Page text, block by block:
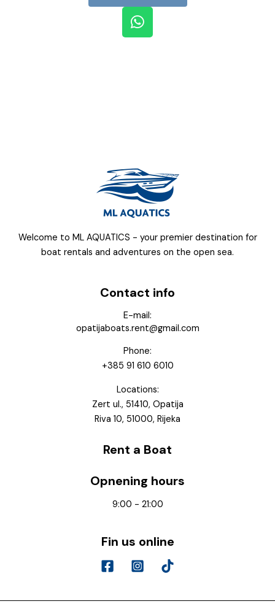
W
h
a
Welcome to ML AQUATICS - your premier destination for
boat rentals and adventures on the open sea.
Contact info
E-mail:
opatijaboats.rent@gmail.com
Phone:
+385 91 610 6010
Locations:
Zert ul., 51410, Opatija
Riva 10, 51000, Rijeka
Rent a Boat
Opnening hours
9:00 - 21:00
Fin us online